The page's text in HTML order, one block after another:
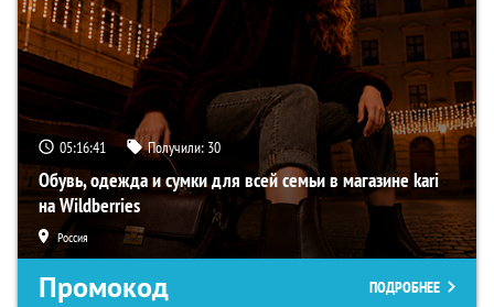
05:16:40 Получили: 30
Обувь, одежда и сумки для всей семьи в магазине kari
на Wildberries
Россия
Промокод ПОДРОБНЕЕ